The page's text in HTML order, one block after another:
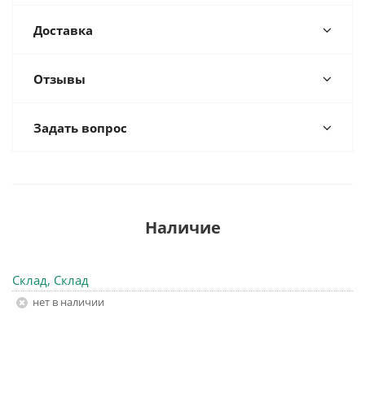
Доставка
Отзывы
Задать вопрос
Наличие
Склад, Склад
Нет в наличии